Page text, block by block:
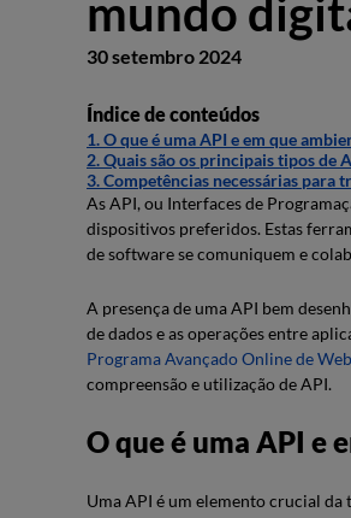
mundo
30 setembro 2024
Índice de conteúdos
1. O que é uma API e em que
2. Quais são os principais tipos de
3. Competências necessárias para
As API, ou Interfaces de
dispositivos preferidos. Estas
de software se comuniquem e
A presença de uma API bem
de dados e as operações entre
Programa Avançado Online de
compreensão e utilização de API.
O que é uma API e
Uma API é um elemento crucial